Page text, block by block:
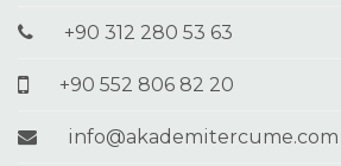
+90 312 280 53 63
+90 552 806 82 20
info@akademitercume.com